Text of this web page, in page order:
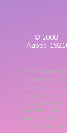
© 2008 —
Адрес:
Вся
(параметры,
стоимость),
при каких
определяемой
Указанные на
отличаться от